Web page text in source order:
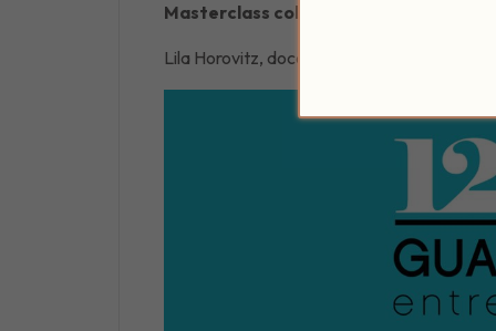
Masterclass colectiva+individual | 130
Lila Horovitz, docente